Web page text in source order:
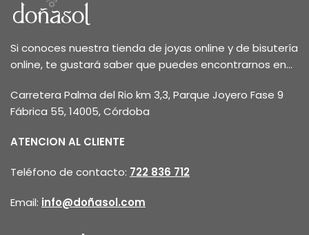
Si conoces nuestra tienda de joyas online y de bisutería
online, te gustará saber que puedes encontrarnos en...
Carretera Palma del Rio km 3,3, Parque Joyero Fase 9
Fábrica 55, 14005, Córdoba
ATENCION AL CLIENTE
Teléfono de contacto: 722 836 712
Email: info@doñasol.com